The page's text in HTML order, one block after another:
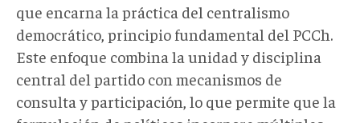
que encarna la práctica del centralismo
democrático, principio fundamental del PCCh.
Este enfoque combina la unidad y disciplina
central del partido con mecanismos de
consulta y participación, lo que permite que la